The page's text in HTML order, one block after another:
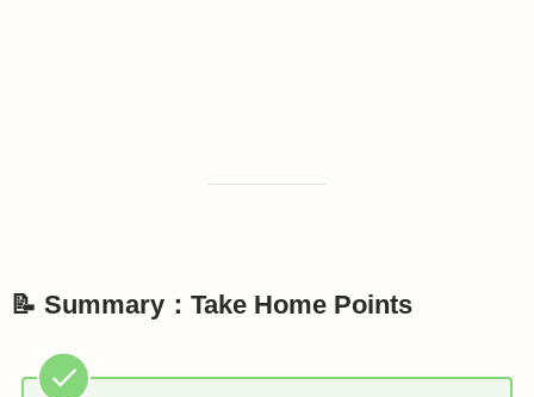
📝 Summary：Take Home Points